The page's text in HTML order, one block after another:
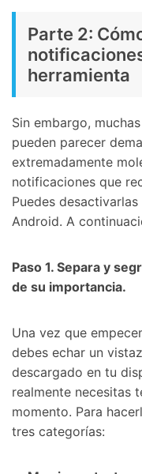
Parte 2:
herramienta
Sin embargo,
pueden parecer
extremadamente
notificaciones que
Puedes
Android. A
Paso 1. Separa y
de su importancia.
Una vez que
debes echar un
descargado en tu
realmente necesitas
momento. Para
tres categorías: